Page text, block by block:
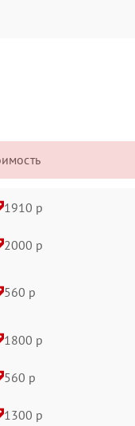
1910 р
2000 р
560 р
1800 р
560 р
1300 р